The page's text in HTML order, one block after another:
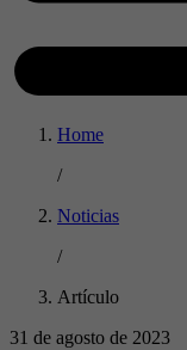
Home
/
Noticias
/
Artículo
31 de agosto de 2023